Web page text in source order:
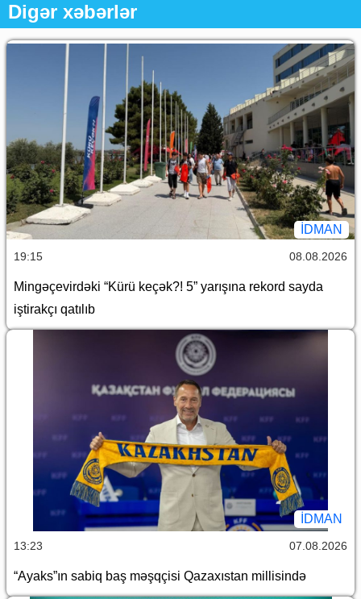
Digər xəbərlər
İDMAN
19:15 08.08.2026
Mingəçevirdəki “Kürü keçək?! 5” yarışına rekord sayda
iştirakçı qatılıb
İDMAN
13:23 07.08.2026
“Ayaks”ın sabiq baş məşqçisi Qazaxıstan millisində